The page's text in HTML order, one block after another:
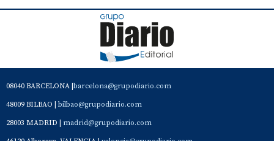
08040 BARCELONA | barcelona@grupodiario.com
48009 BILBAO | bilbao@grupodiario.com
28003 MADRID | madrid@grupodiario.com